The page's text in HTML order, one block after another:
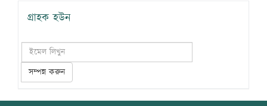
গ্রাহক হউন
সম্পন্ন করুন